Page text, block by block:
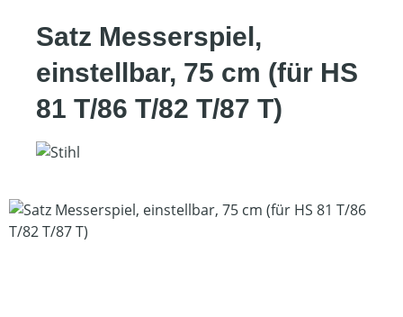
Satz Messerspiel,
einstellbar, 75 cm (für HS
81 T/86 T/82 T/87 T)
Bildergalerie überspringen